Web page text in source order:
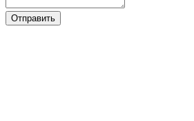
Отправить